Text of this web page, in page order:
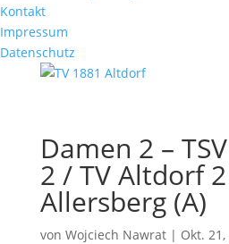
Kontakt
Impressum
Datenschutz
Damen 2 –
2 / TV Altdorf 2
Allersberg (A)
von Wojciech Nawrat| Okt.